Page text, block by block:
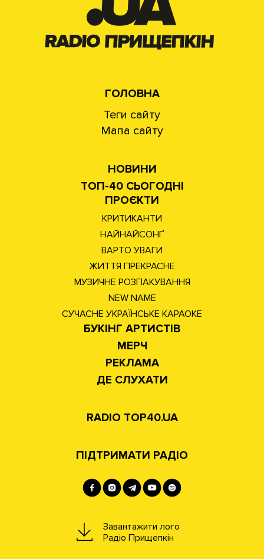
ГОЛОВНА
Теги сайту
Мапа сайту
НОВИНИ
ТОП-40 СЬОГОДНІ
ПРОЄКТИ
КРИТИКАНТИ
НАЙНАЙСОНҐ
ВАРТО УВАГИ
ЖИТТЯ ПРЕКРАСНЕ
МУЗИЧНЕ РОЗПАКУВАННЯ
NEW NAME
СУЧАСНЕ УКРАЇНСЬКЕ КАРАОКЕ
БУКІНГ АРТИСТІВ
МЕРЧ
РЕКЛАМА
ДЕ СЛУХАТИ
RADIO TOP40.UA
ПІДТРИМАТИ РАДІО
Завантажити лого
Радіо Прищепкін